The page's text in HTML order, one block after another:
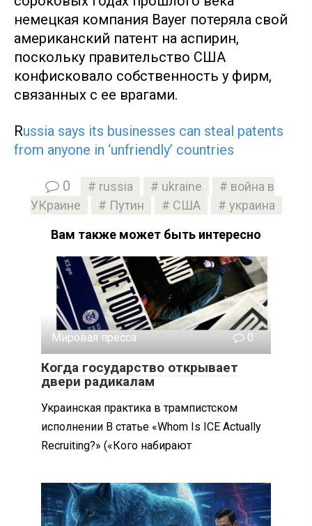
немецкая компания Bayer потеряла свой
американский патент на аспирин,
поскольку правительство США
конфисковало собственность у фирм,
связанных с ее врагами.
Russia says its businesses can steal patents
from anyone in ‘unfriendly’ countries
0 russia ukraine
война в
УКраине
Путин США
украина
Вам также может быть интересно
Мировая пресса 0
Когда государство открывает
двери радикалам
Украинская практика в трампистском
исполнении В статье «Whom Is ICE Actually
Recruiting?» («Кого набирают